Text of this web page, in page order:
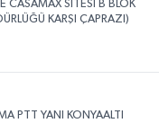
CASAMAX SİTESİ B BLOK
KARŞI ÇAPRAZI)
PTT YANI KONYAALTI